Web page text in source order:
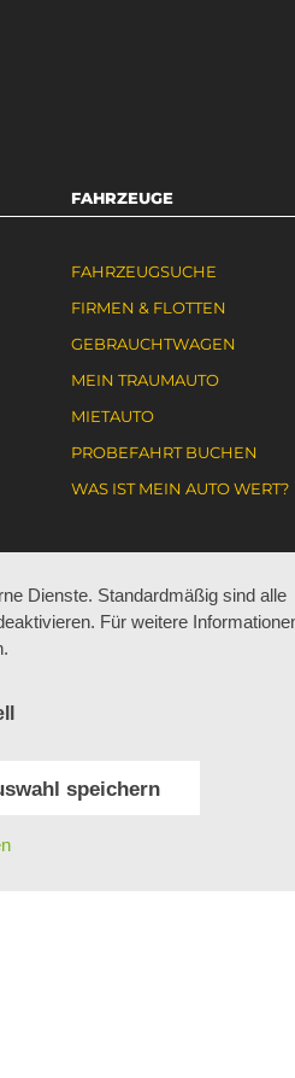
FAHRZEUGE
FAHRZEUGSUCHE
FIRMEN & FLOTTEN
GEBRAUCHTWAGEN
MEIN TRAUMAUTO
MIETAUTO
PROBEFAHRT BUCHEN
WAS IST MEIN AUTO WERT?
Dienste. Standardmäßig sind alle
Für weitere
speichern